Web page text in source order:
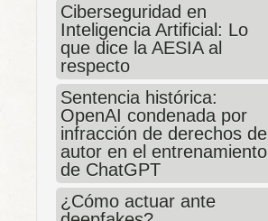
Ciberseguridad en
Inteligencia Artificial: Lo
que dice la AESIA al
respecto
Sentencia histórica:
OpenAI condenada por
infracción de derechos de
autor en el entrenamiento
de ChatGPT
¿Cómo actuar ante